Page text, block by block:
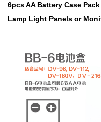
6pcs AA Battery Case
Lamp Light Panels or